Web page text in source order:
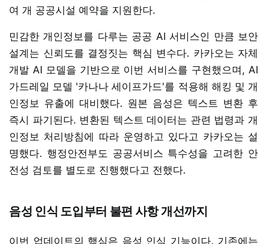
여 개 공공시설 예약을 지원한다.
민감한 개인정보를 다루는 공공 AI 서비스인 만큼 보안
설계는 신뢰도를 결정짓는 핵심 변수다. 카카오는 자체
개발 AI 모델을 기반으로 이번 서비스를 구현했으며, AI
가드레일 모델 '카나나 세이프가드'를 적용해 해킹 및 개
인정보 유출에 대비했다. 원본 음성은 텍스트 변환 후
즉시 파기된다. 변환된 텍스트 데이터는 관련 법령과 개
인정보 처리방침에 따라 운영하고 있다고 카카오는 설
명했다. 행정안전부도 공공서비스 특수성을 고려한 안
전성 검토를 별도로 진행했다고 전했다.
음성 인식 도입부터 불편 사항 개선까지
이번 업데이트의 핵심은 음성 인식 기능이다. 기존에는